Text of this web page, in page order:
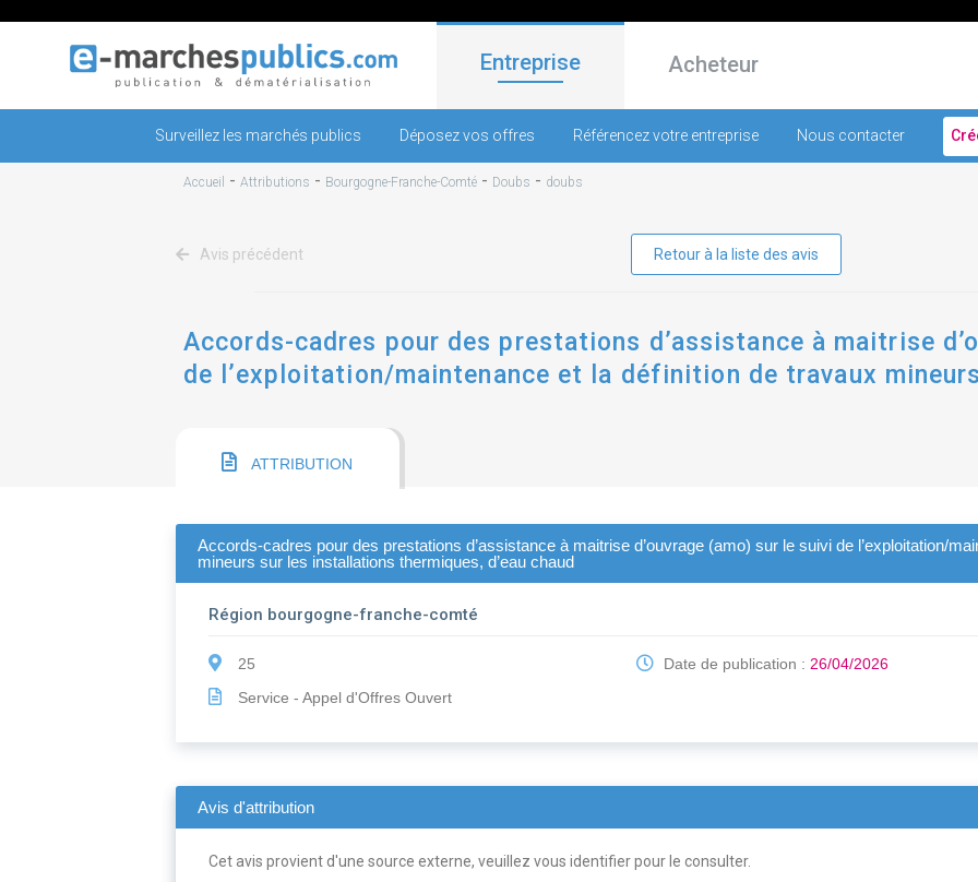
Entreprise Acheteur
Surveillez les marchés publics Déposez vos offres Référencez votre entreprise Nous contacter
Accueil - Attributions - Bourgogne-Franche-Comté - Doubs - doubs
Avis précédent Retour à la liste des avis
Accords-cadres pour des prestations d’assistance à maitrise
de l’exploitation/maintenance et la définition de travaux
ATTRIBUTION
Accords-cadres pour des prestations d’assistance à maitrise d’ouvrage (amo) sur le suivi de l’exploitation/
mineurs sur les installations thermiques, d’eau chaud
Région bourgogne-franche-comté
25
Service - Appel d'Offres Ouvert
Date de publication :26/04/2026
Avis d'attribution
Cet avis provient d'une source externe, veuillez vous identifier pour le consulter.